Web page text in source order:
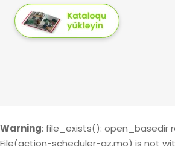
Warning: file_exists(): open_basedir
File(action-scheduler-az.mo) is not